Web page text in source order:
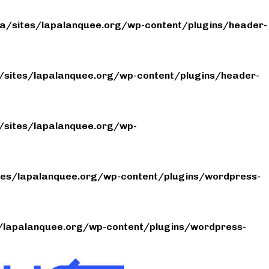
sites/lapalanquee.org/wp-content/plugins/header-
lapalanquee.org/wp-content/plugins/header-
lapalanquee.org/wp-
lapalanquee.org/wp-content/plugins/wordpress-
wp-content/plugins/wordpress-